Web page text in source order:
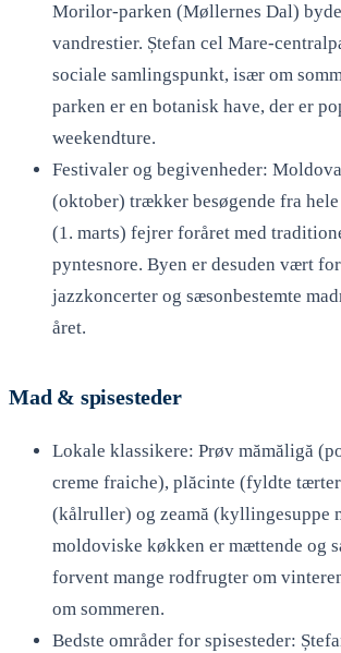
Morilor-parken (Møllernes Dal)
vandrestier. Ștefan cel Mare-
sociale samlingspunkt, især om
parken er en botanisk have, der er
weekendture.
Festivaler og begivenheder:
(oktober) trækker besøgende fra
(1. marts) fejrer foråret med
pyntesnore. Byen er desuden vært
jazzkoncerter og sæsonbestemte
året.
Mad & spisesteder
Lokale klassikere: Prøv mămăligă
creme fraiche), plăcinte (fyldte
(kålruller) og zeamă (kyllingesuppe
moldoviske køkken er mættende og
forvent mange rodfrugter om
om sommeren.
Bedste områder for spisesteder: